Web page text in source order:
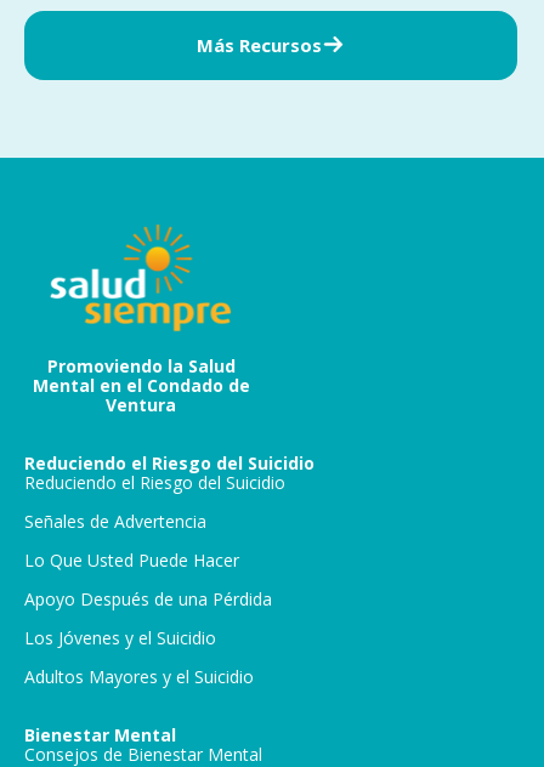
Más Recursos
Promoviendo la Salud
Mental en el Condado de
Ventura
Reduciendo el Riesgo del Suicidio
Reduciendo el Riesgo del Suicidio
Señales de Advertencia
Lo Que Usted Puede Hacer
Apoyo Después de una Pérdida
Los Jóvenes y el Suicidio
Adultos Mayores y el Suicidio
Bienestar Mental
Consejos de Bienestar Mental